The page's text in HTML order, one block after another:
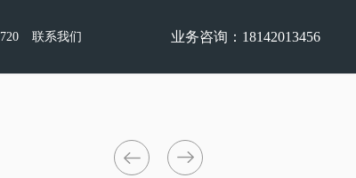
720 联系我们 业务咨询：18142013456